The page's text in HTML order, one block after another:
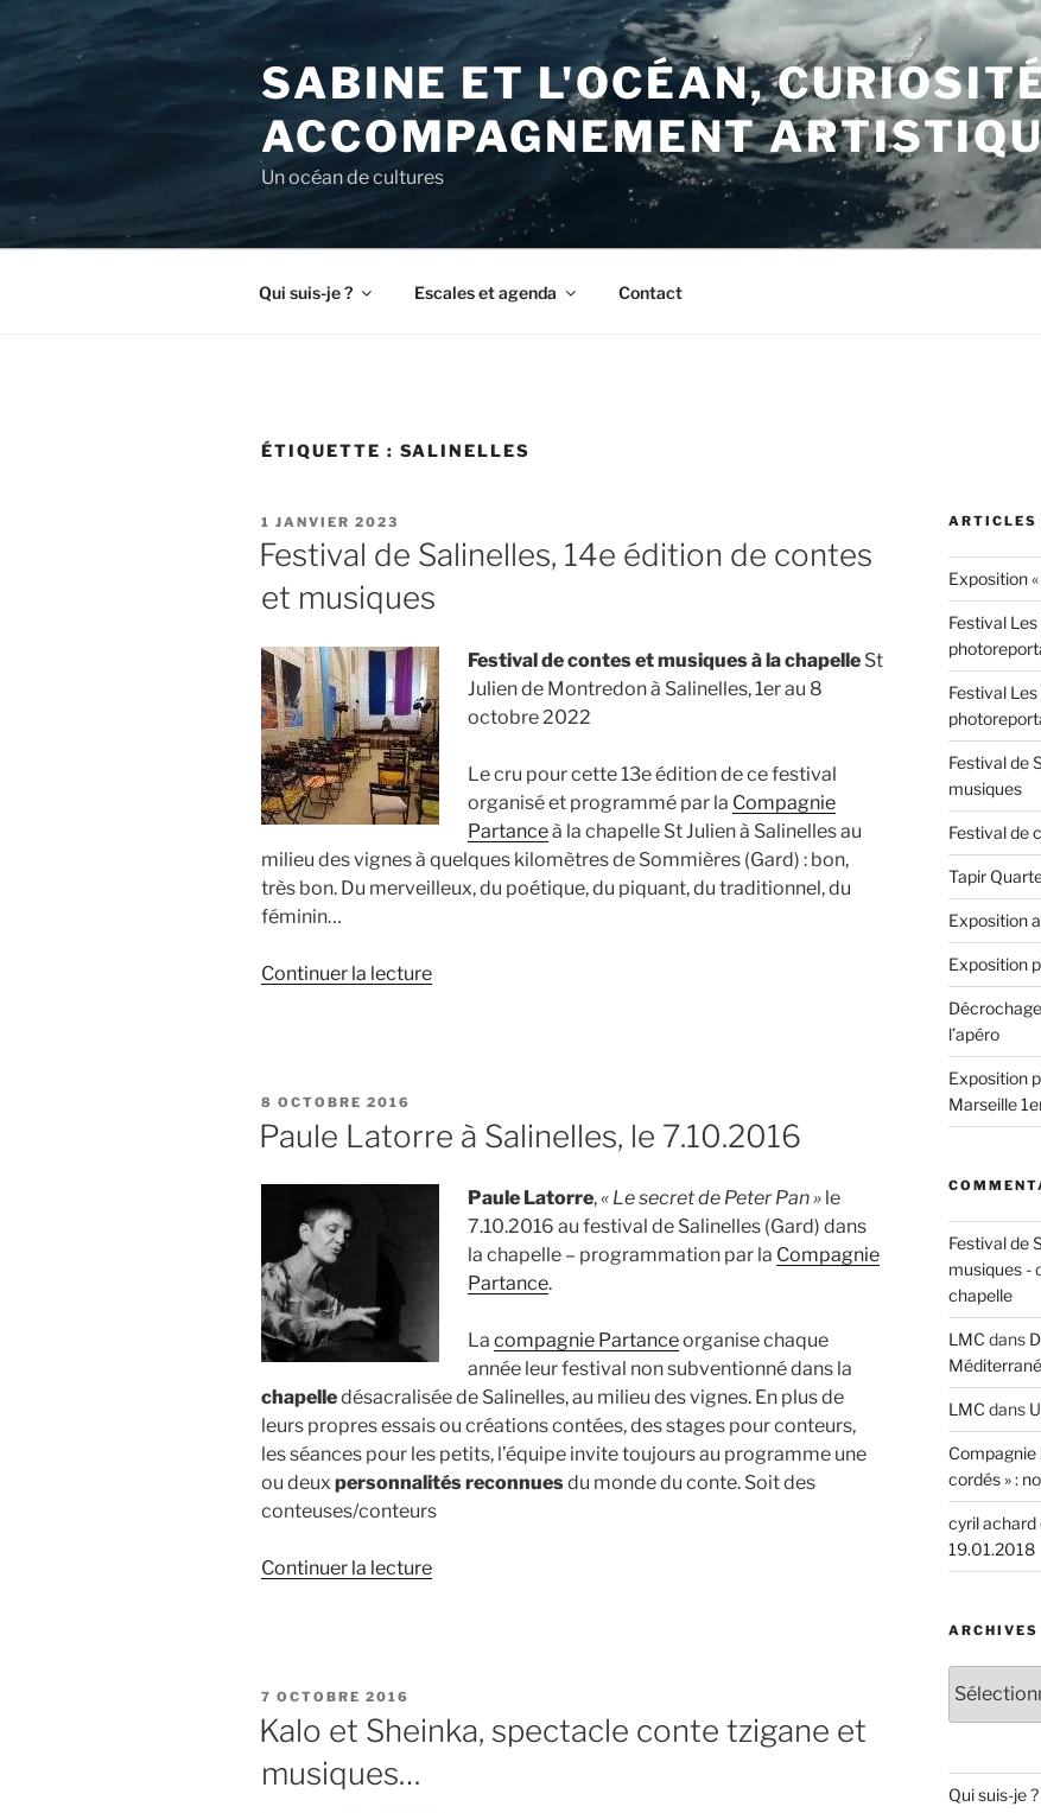
contenu
principal
SABINE ET L'OCÉAN,
ACCOMPAGNEMENT
Un océan de cultures
Qui suis-je ? Escales et agenda Contact
ÉTIQUETTE : SALINELLES
PUBLIÉ
LE
1 JANVIER 2023
Festival de Salinelles, 14e édition de contes
et musiques
Festival de contes et musiques à la chapelle St
Julien de Montredon à Salinelles, 1er au 8
octobre 2022
Le cru pour cette 13e édition de ce festival
organisé et programmé par la Compagnie
Partanceà la chapelle St Julien à Salinelles au
milieu des vignes à quelques kilomètres de Sommières (Gard) : bon,
très bon. Du merveilleux, du poétique, du piquant, du traditionnel, du
féminin…
Continuer la lecturede
de
musiques »
PUBLIÉ
8 OCTOBRE 2016
Paule Latorre à Salinelles, le 7.10.2016
Paule Latorre,« Le secret de Peter Pan » le
7.10.2016 au festival de Salinelles (Gard) dans
la chapelle – programmation par la Compagnie
Partance.
La compagnie Partanceorganise chaque
année leur festival non subventionné dans la
chapelledésacralisée de Salinelles, au milieu des vignes. En plus de
leurs propres essais ou créations contées, des stages pour conteurs,
les séances pour les petits, l’équipe invite toujours au programme une
ou deux personnalités reconnuesdu monde du conte. Soit des
conteuses/conteurs
Continuer la lecturede
7.10.2016 »
PUBLIÉ
LE
7 OCTOBRE 2016
Kalo et Sheinka, spectacle conte tzigane et
musiques…
ARTICLES
Exposition
Festival
Festival
Festival de
musiques
Festival de
Tapir
Exposition
Exposition
l’apéro
Exposition
Marseille
Festival de
musiques -
chapelle
LMC dans
LMC dans
Compagnie
cordés » :
cyril achard
19.01.2018
ARCHIVES
Qui suis-je ?